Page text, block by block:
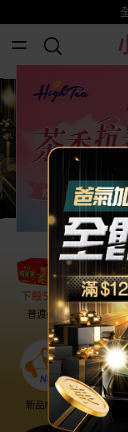
賺美
小三美日x
普渡必備 話
新品NEW